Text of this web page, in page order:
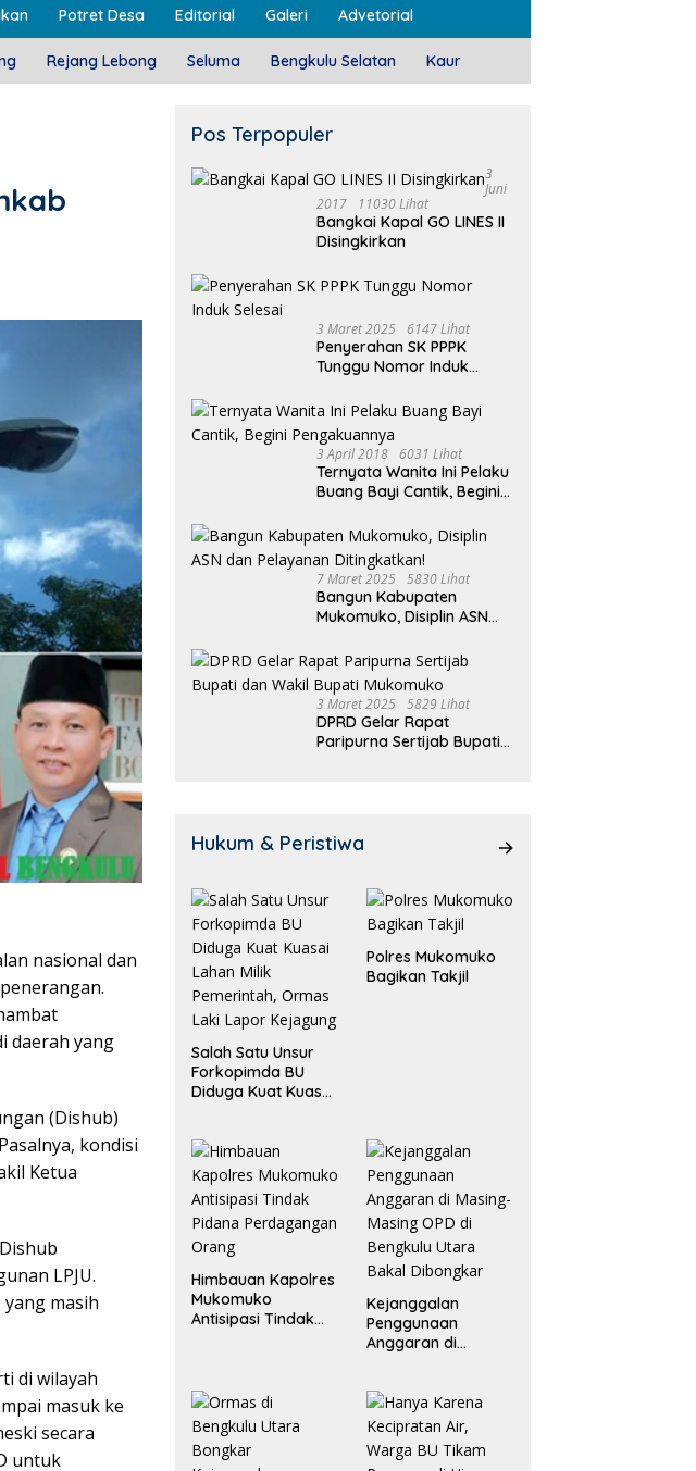
Potret Desa Editorial Galeri Advetorial
Rejang Lebong Seluma Bengkulu Selatan Kaur
nasional dan
daerah yang
(Dishub)
kondisi
Ketua
LPJU.
masih
di wilayah
masuk ke
secara
untuk
Pos Terpopuler
3
Juni
2017
11030 Lihat
Bangkai Kapal GO LINES II
Disingkirkan
3 Maret 2025 6147 Lihat
Penyerahan SK PPPK
Tunggu Nomor Induk
3 April 2018 6031 Lihat
Ternyata Wanita Ini Pelaku
Buang Bayi Cantik, Begini
7 Maret 2025 5830 Lihat
Bangun Kabupaten
Mukomuko, Disiplin ASN
Ditingkatkan!
3 Maret 2025 5829 Lihat
DPRD Gelar Rapat
Paripurna Sertijab Bupati
Hukum & Peristiwa
Salah Satu Unsur
Forkopimda BU
Diduga Kuat Kuasai
Laki Lapor
Kejagung
Polres Mukomuko
Bagikan Takjil
Himbauan Kapolres
Mukomuko
Antisipasi Tindak
Kejanggalan
Penggunaan
Anggaran di
Bakal Dibongkar